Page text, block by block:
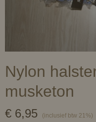
Nylon
musketon
€ 6,95 (inclusief btw 21%)